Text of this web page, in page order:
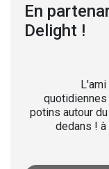
En
Delight !
potins autour
dedans !